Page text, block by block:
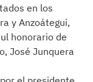
en los
y Anzoátegui,
honorario de
José Junquera